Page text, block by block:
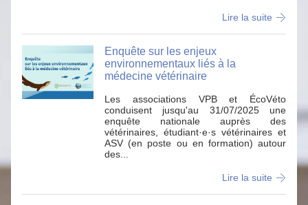
Lire la suite
Enquête sur les enjeux
environnementaux liés à la
médecine vétérinaire
Les associations VPB et ÉcoVéto
conduisent jusqu'au 31/07/2025 une
enquête nationale auprès des
vétérinaires, étudiant·e·s vétérinaires et
ASV (en poste ou en formation) autour
des...
Lire la suite